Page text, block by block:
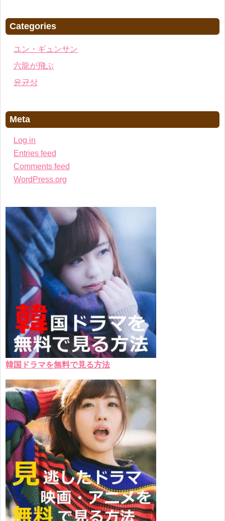
Categories
ユン・ギュンサン
六龍が飛ぶ
윤균상
Meta
Log in
Entries feed
Comments feed
WordPress.org
韓国ドラマを無料で見る方法